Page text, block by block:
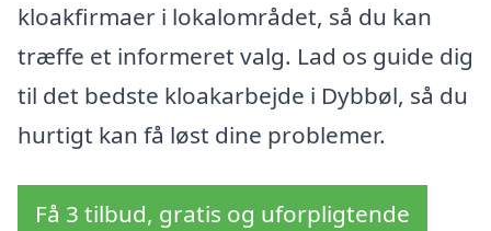
kloakfirmaer i lokalområdet, så du kan
træffe et informeret valg. Lad os guide dig
til det bedste kloakarbejde i Dybbøl, så du
hurtigt kan få løst dine problemer.
Få 3 tilbud, gratis og uforpligtende